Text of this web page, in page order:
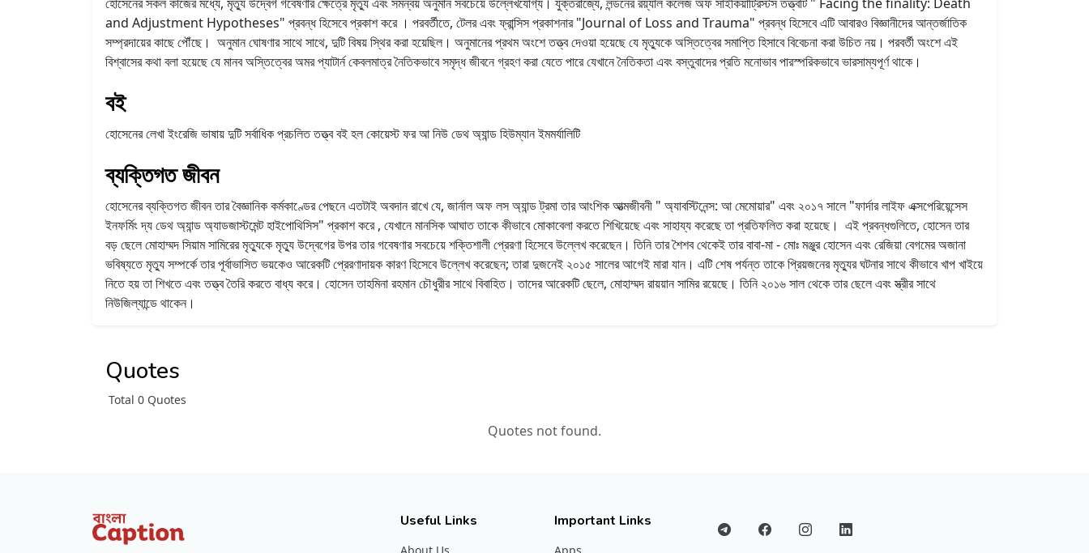
and Adjustment Hypotheses" প্রবন্ধ হিসেবে প্রকাশ করে । পরবর্তীতে, টেলর এবং ফ্রান্সিস প্রকাশনার "Journal of Loss and Trauma" প্রবন্ধ হিসেবে এটি আবারও বিজ্ঞানীদের আন্তর্জাতিক
সম্প্রদায়ের কাছে পৌঁছে। অনুমান ঘোষণার সাথে সাথে, দুটি বিষয় স্থির করা হয়েছিল। অনুমানের প্রথম অংশে তত্ত্ব দেওয়া হয়েছে যে মৃত্যুকে অস্তিত্বের সমাপ্তি হিসাবে বিবেচনা করা উচিত নয়। পরবর্তী অংশে এই
বিশ্বাসের কথা বলা হয়েছে যে মানব অস্তিত্বের অমর প্যাটার্ন কেবলমাত্র নৈতিকভাবে সমৃদ্ধ জীবনে গ্রহণ করা যেতে পারে যেখানে নৈতিকতা এবং বস্তুবাদের প্রতি মনোভাব পারস্পরিকভাবে ভারসাম্যপূর্ণ থাকে।
বই
হোসেনের লেখা ইংরেজি ভাষায় দুটি সর্বাধিক প্রচলিত তত্ত্ব বই হল কোয়েস্ট ফর আ নিউ ডেথ অ্যান্ড হিউম্যান ইমমর্যালিটি
ব্যক্তিগত জীবন
হোসেনের ব্যক্তিগত জীবন তার বৈজ্ঞানিক কর্মকাণ্ডের পেছনে এতটাই অবদান রাখে যে, জার্নাল অফ লস অ্যান্ড ট্রমা তার আংশিক আত্মজীবনী " অ্যাবস্টিনেন্স: আ মেমোয়ার" এবং ২০১৭ সালে "ফার্দার লাইফ এক্সপেরিয়েন্সেস
ইনফর্মিং দ্য ডেথ অ্যান্ড অ্যাডজাস্টমেন্ট হাইপোথিসিস" প্রকাশ করে , যেখানে মানসিক আঘাত তাকে কীভাবে মোকাবেলা করতে শিখিয়েছে এবং সাহায্য করেছে তা প্রতিফলিত করা হয়েছে। এই প্রবন্ধগুলিতে, হোসেন তার
বড় ছেলে মোহাম্মদ সিয়াম সামিরের মৃত্যুকে মৃত্যু উদ্বেগের উপর তার গবেষণার সবচেয়ে শক্তিশালী প্রেরণা হিসেবে উল্লেখ করেছেন। তিনি তার শৈশব থেকেই তার বাবা-মা - মোঃ মঞ্জুর হোসেন এবং রেজিয়া বেগমের অজানা
ভবিষ্যতে মৃত্যু সম্পর্কে তার পূর্বাভাসিত ভয়কেও আরেকটি প্রেরণাদায়ক কারণ হিসেবে উল্লেখ করেছেন; তারা দুজনেই ২০১৫ সালের আগেই মারা যান। এটি শেষ পর্যন্ত তাকে প্রিয়জনের মৃত্যুর ঘটনার সাথে কীভাবে খাপ খাইয়ে
নিতে হয় তা শিখতে এবং তত্ত্ব তৈরি করতে বাধ্য করে। হোসেন তাহমিনা রহমান চৌধুরীর সাথে বিবাহিত। তাদের আরেকটি ছেলে, মোহাম্মদ রায়য়ান সামির রয়েছে। তিনি ২০১৬ সাল থেকে তার ছেলে এবং স্ত্রীর সাথে
নিউজিল্যান্ডে থাকেন।
Quotes
Total 0 Quotes
Quotes not found.
Useful Links Important Links